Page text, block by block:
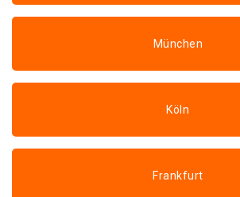
München
Köln
Frankfurt